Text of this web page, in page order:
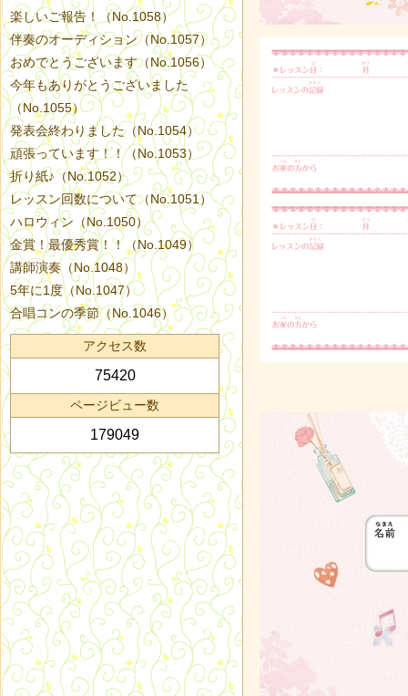
楽しいご報告！（No.1058）
伴奏のオーディション（No.1057）
おめでとうございます（No.1056）
今年もありがとうございました
（No.1055）
発表会終わりました（No.1054）
頑張っています！！（No.1053）
折り紙♪（No.1052）
レッスン回数について（No.1051）
ハロウィン（No.1050）
金賞！最優秀賞！！（No.1049）
講師演奏（No.1048）
5年に1度（No.1047）
合唱コンの季節（No.1046）
アクセス数
75420
ページビュー数
179049